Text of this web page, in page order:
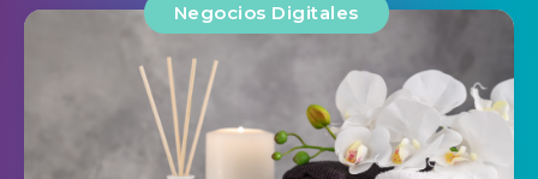
Negocios Digitales